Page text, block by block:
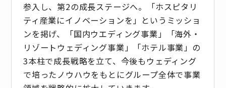
参入し、第2の成長ステージへ。「ホスピタリ
ティ産業にイノベーションを」というミッショ
ンを掲げ、「国内ウエディング事業」「海外・
リゾートウェディング事業」「ホテル事業」の
3本柱で成長戦略を立て、今後もウェディング
で培ったノウハウをもとにグループ全体で事業